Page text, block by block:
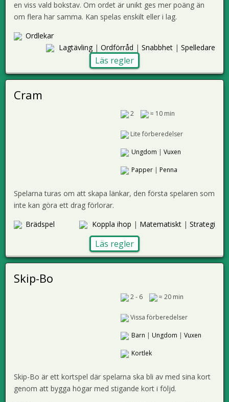
en viss vald bokstav. Om ordet är unikt ges mer poäng än
om flera har samma. Kan spelas enskilt eller i lag.
Ordlekar
Lagtävling| Ordförråd | Snabbhet | Spelledare
Läs regler
Cram
2 ≈ 10 min
Lite förberedelser
Ungdom | Vuxen
Papper| Penna
Spelarna turas om att skapa länkar, den första spelaren som
inte kan göra ett drag förlorar.
Brädspel
Koppla ihop | Matematiskt | Strategi
Läs regler
Skip-Bo
2 - 6 ≈ 20 min
Vissa förberedelser
Barn | Ungdom | Vuxen
Kortlek
Skip-Bo är ett kortspel där spelarna ska bli av med sina kort
genom att bygga högar med stigande kort i följd.